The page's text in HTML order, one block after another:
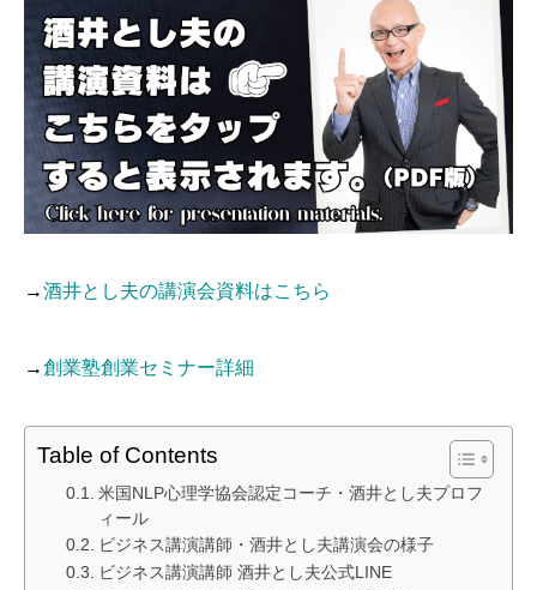
→酒井とし夫の講演会資料はこちら
→創業塾創業セミナー詳細
Table of Contents
米国NLP心理学協会認定コーチ・酒井とし夫プロフ
ィール
ビジネス講演講師・酒井とし夫講演会の様子
ビジネス講演講師 酒井とし夫公式LINE